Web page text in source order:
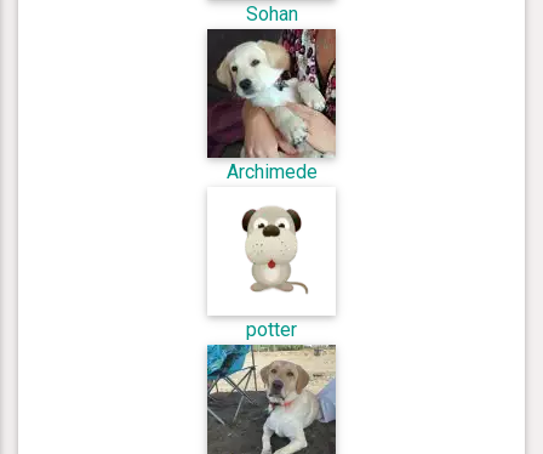
Sohan
Archimede
potter